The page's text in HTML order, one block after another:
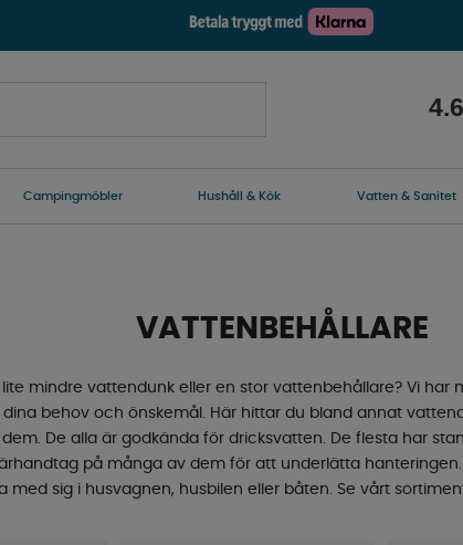
4.6
Campingmöbler Hushåll & Kök Vatten & Sanitet
VATTENBEHÅLLARE
mindre vattendunk eller en stor vattenbehållare? Vi har
behov och önskemål. Här hittar du bland annat
De alla är godkända för dricksvatten. De flesta har
på många av dem för att underlätta
med sig i husvagnen, husbilen eller båten. Se vårt